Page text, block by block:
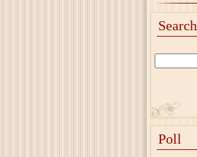
Search
Poll